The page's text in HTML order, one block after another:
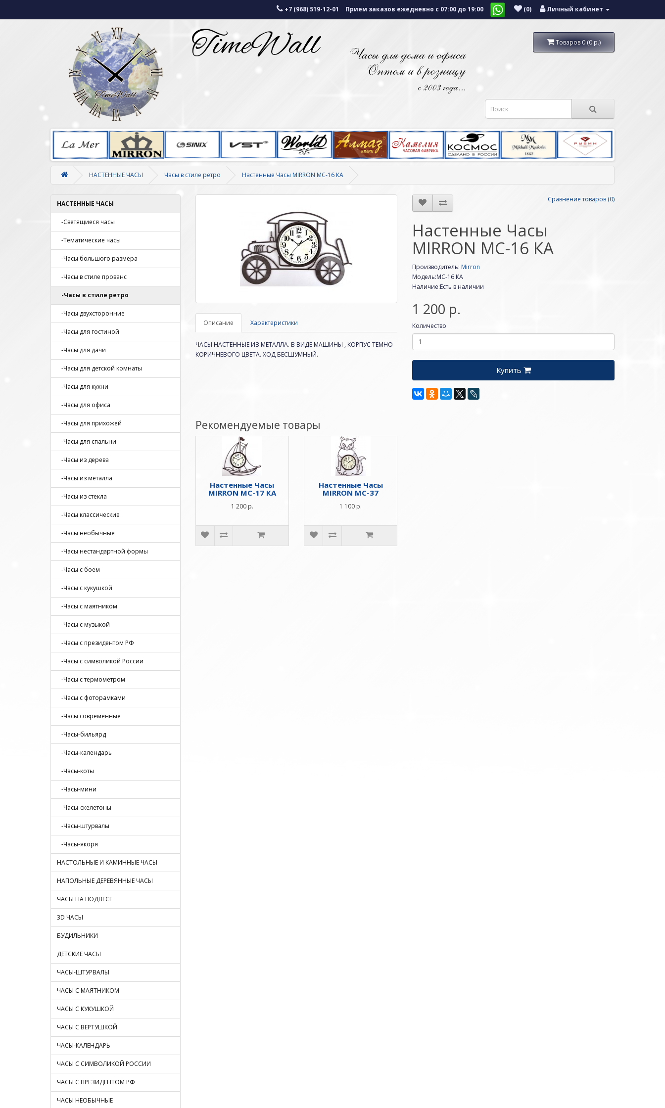
+7 (968) 519-12-01 Прием заказов ежедневно с 07:00 до 19:00 (0) Личный кабинет
Товаров 0 (0 р.)
НАСТЕННЫЕ ЧАСЫ Часы в стиле ретро Настенные Часы MIRRON MC-16 КА
НАСТЕННЫЕ ЧАСЫ
-Светящиеся часы
-Тематические часы
-Часы большого размера
-Часы в стиле прованс
-Часы в стиле ретро
-Часы двухсторонние
-Часы для гостиной
-Часы для дачи
-Часы для детской комнаты
-Часы для кухни
-Часы для офиса
-Часы для прихожей
-Часы для спальни
-Часы из дерева
-Часы из металла
-Часы из стекла
-Часы классические
-Часы необычные
-Часы нестандартной формы
-Часы с боем
-Часы с кукушкой
-Часы с маятником
-Часы с музыкой
-Часы с президентом РФ
-Часы с символикой России
-Часы с термометром
-Часы с фоторамками
-Часы современные
-Часы-бильярд
-Часы-календарь
-Часы-коты
-Часы-мини
-Часы-скелетоны
-Часы-штурвалы
-Часы-якоря
НАСТОЛЬНЫЕ И КАМИННЫЕ ЧАСЫ
НАПОЛЬНЫЕ ДЕРЕВЯННЫЕ ЧАСЫ
ЧАСЫ НА ПОДВЕСЕ
3D ЧАСЫ
БУДИЛЬНИКИ
ДЕТСКИЕ ЧАСЫ
ЧАСЫ-ШТУРВАЛЫ
ЧАСЫ С МАЯТНИКОМ
ЧАСЫ С КУКУШКОЙ
ЧАСЫ С ВЕРТУШКОЙ
ЧАСЫ-КАЛЕНДАРЬ
ЧАСЫ С СИМВОЛИКОЙ РОССИИ
ЧАСЫ С ПРЕЗИДЕНТОМ РФ
ЧАСЫ НЕОБЫЧНЫЕ
Описание Характеристики
ЧАСЫ НАСТЕННЫЕ ИЗ МЕТАЛЛА. В ВИДЕ МАШИНЫ , КОРПУС ТЕМНО
КОРИЧНЕВОГО ЦВЕТА. ХОД БЕСШУМНЫЙ.
Сравнение товаров (0)
Настенные Часы
MIRRON MC-16 КА
Производитель: Mirron
Модель:MC-16 КА
Наличие:Есть в наличии
1 200 р.
Количество
Купить
Рекомендуемые товары
Настенные Часы
MIRRON MC-17 КА
1 200 р.
Настенные Часы
MIRRON MC-37
1 100 р.